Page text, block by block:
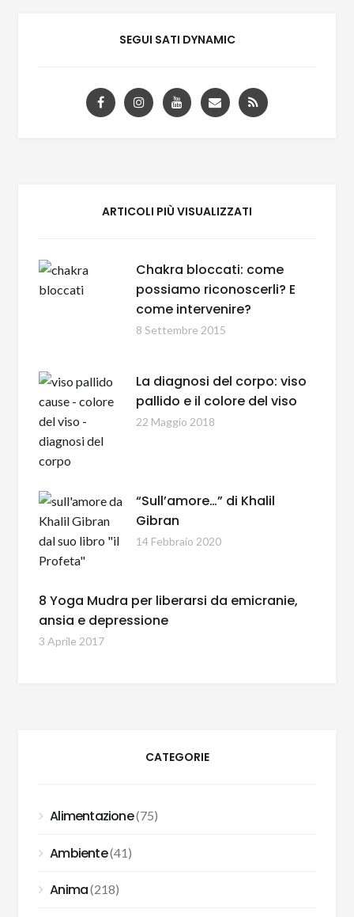
SEGUI SATI DYNAMIC
ARTICOLI PIÙ VISUALIZZATI
Chakra bloccati: come
possiamo riconoscerli? E
come intervenire?
8 Settembre 2015
La diagnosi del corpo: viso
pallido e il colore del viso
22 Maggio 2018
“Sull’amore…” di Khalil
Gibran
14 Febbraio 2020
8 Yoga Mudra per liberarsi da emicranie,
ansia e depressione
3 Aprile 2017
CATEGORIE
Alimentazione(75)
Ambiente(41)
Anima(218)